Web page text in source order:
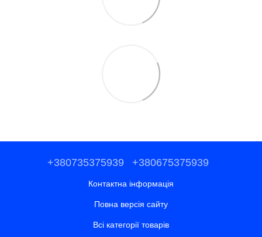
+380735375939 +380675375939
Контактна інформація
Повна версія сайту
Всі категорії товарів